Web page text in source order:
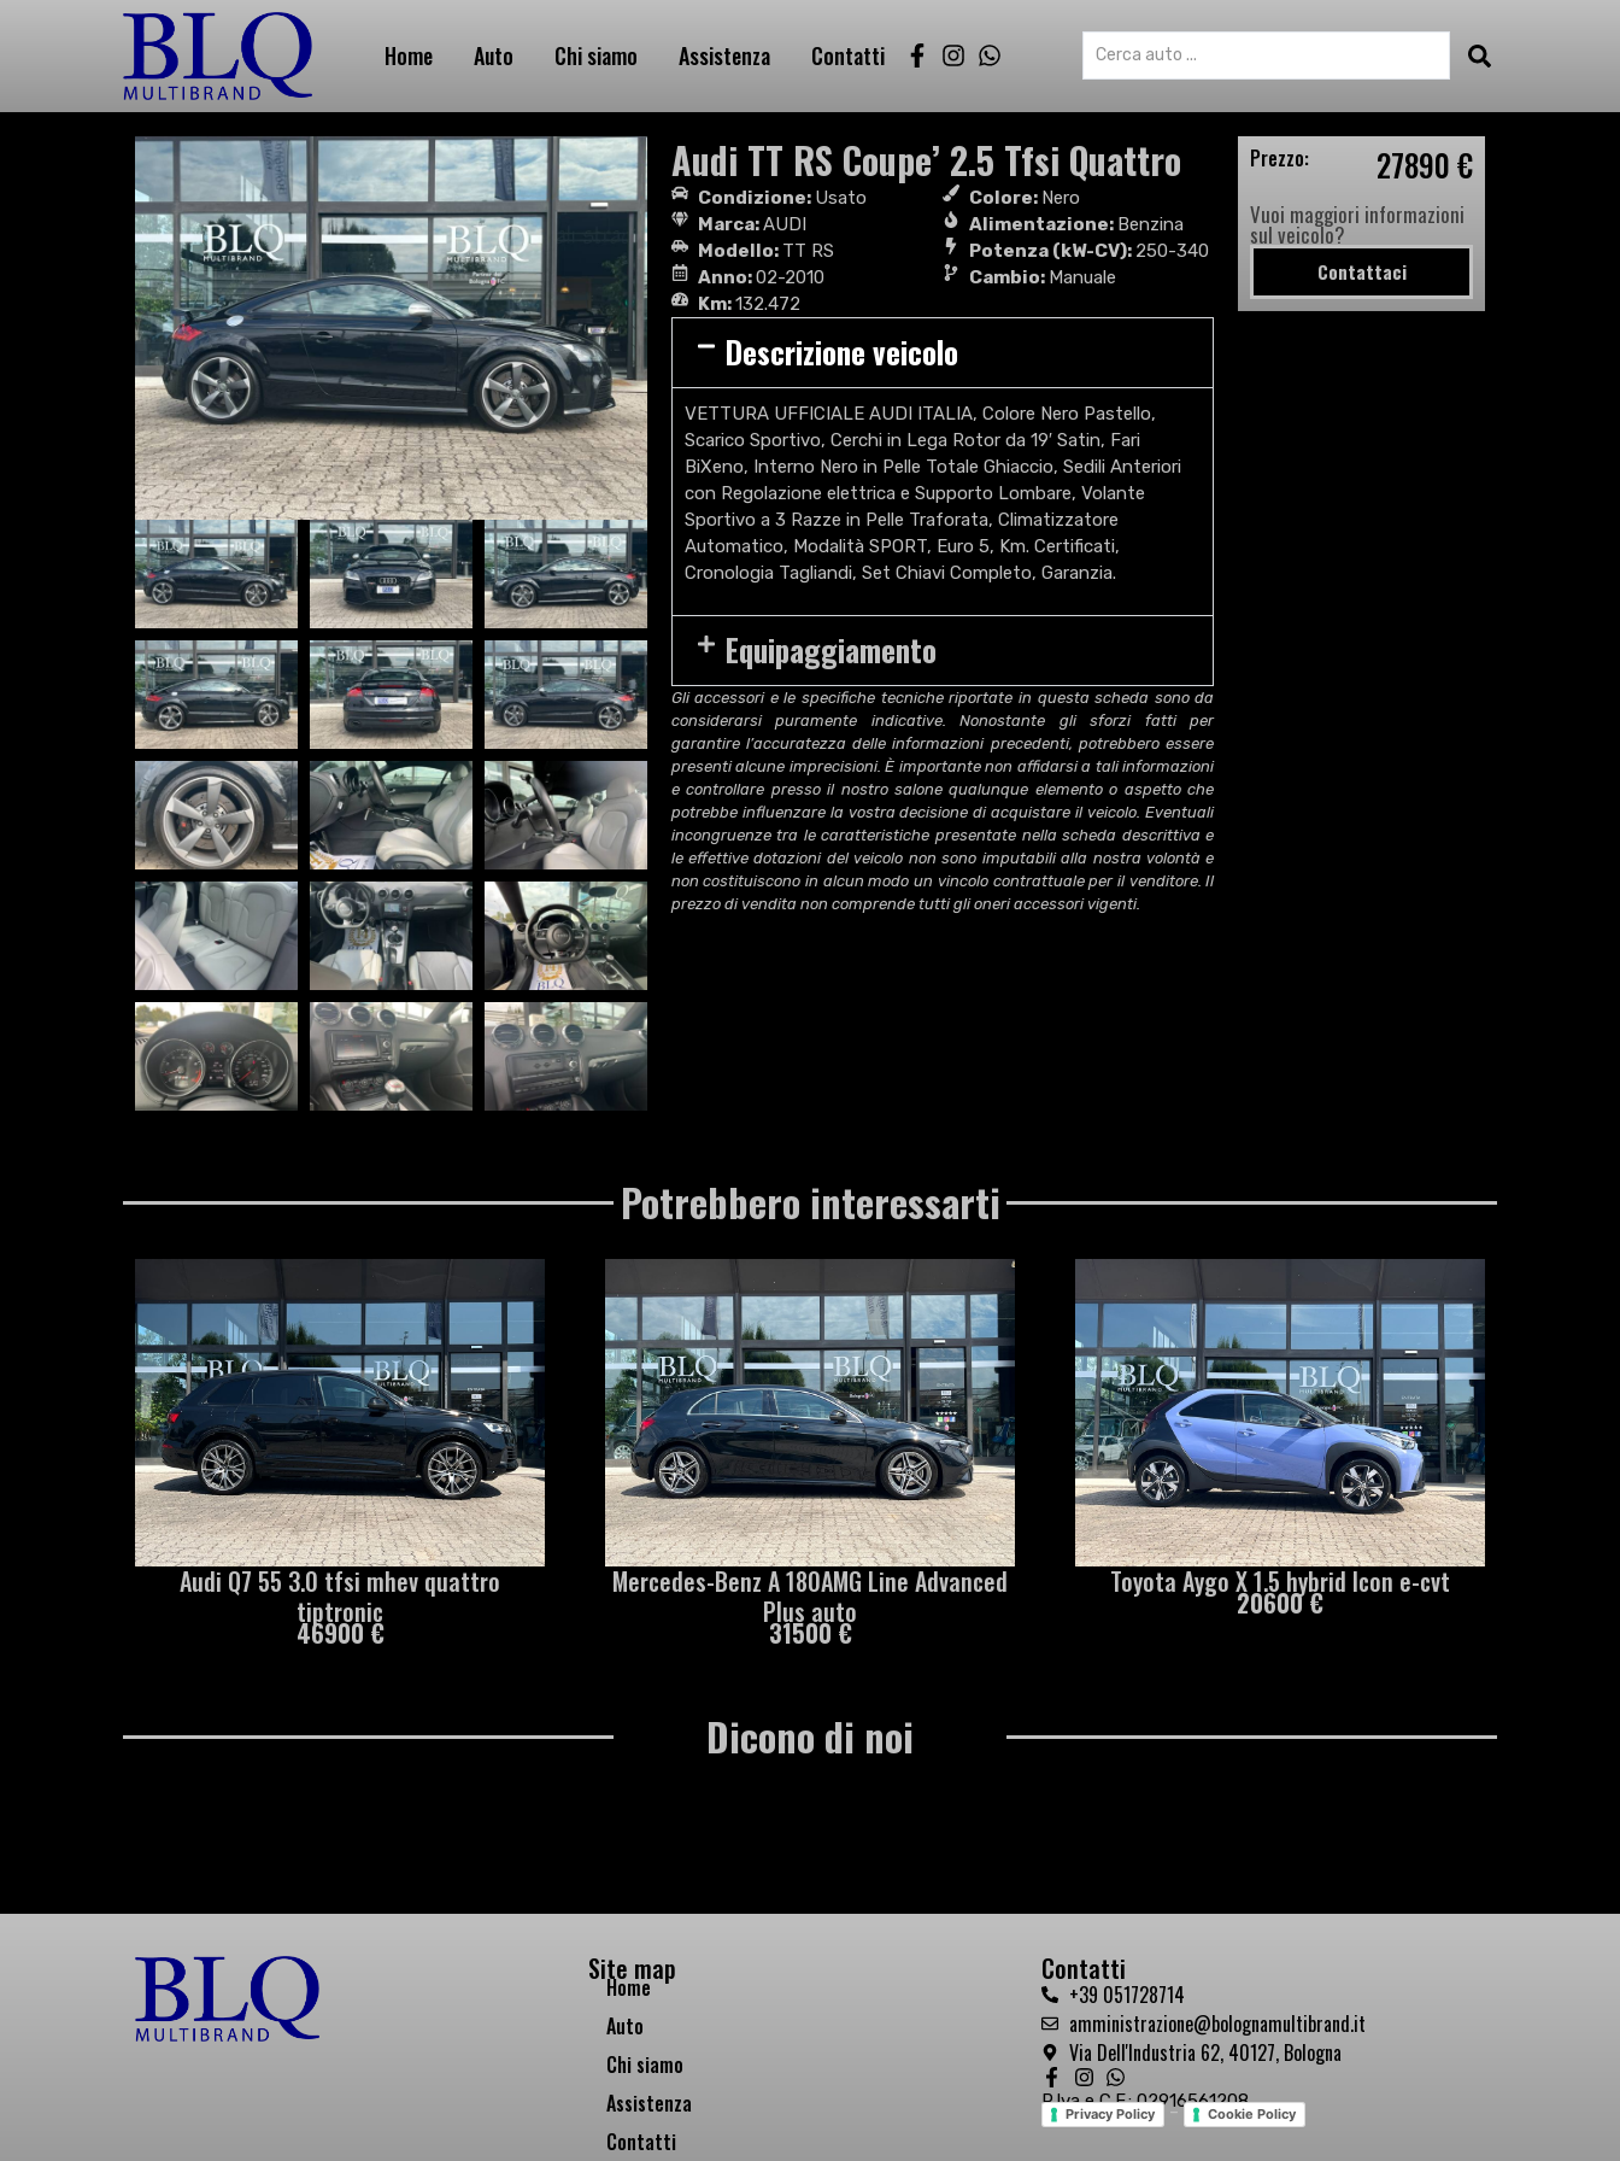
Home Auto Chi siamo Assistenza Contatti
Audi TT RS Coupe’ 2.5 Tfsi Quattro
Condizione: Usato
Marca:AUDI
Modello: TT RS
Anno:02-2010
Km:132.472
Colore: Nero
Alimentazione: Benzina
Potenza (kW-CV): 250-340
Cambio: Manuale
Descrizione veicolo
VETTURA UFFICIALE AUDI ITALIA, Colore Nero Pastello,
Scarico Sportivo, Cerchi in Lega Rotor da 19′ Satin, Fari
BiXeno, Interno Nero in Pelle Totale Ghiaccio, Sedili Anteriori
con Regolazione elettrica e Supporto Lombare, Volante
Sportivo a 3 Razze in Pelle Traforata, Climatizzatore
Automatico, Modalità SPORT, Euro 5, Km. Certificati,
Cronologia Tagliandi, Set Chiavi Completo, Garanzia.
Equipaggiamento
Gli accessori e le specifiche tecniche riportate in questa scheda sono da
considerarsi puramente indicative. Nonostante gli sforzi fatti per
garantire l’accuratezza delle informazioni precedenti, potrebbero essere
presenti alcune imprecisioni. È importante non affidarsi a tali informazioni
e controllare presso il nostro salone qualunque elemento o aspetto che
potrebbe influenzare la vostra decisione di acquistare il veicolo. Eventuali
incongruenze tra le caratteristiche presentate nella scheda descrittiva e
le effettive dotazioni del veicolo non sono imputabili alla nostra volontà e
non costituiscono in alcun modo un vincolo contrattuale per il venditore. Il
prezzo di vendita non comprende tutti gli oneri accessori vigenti.
Prezzo: 27890 €
Vuoi maggiori informazioni
sul veicolo?
Contattaci
Potrebbero interessarti
Audi Q7 55 3.0 tfsi mhev quattro
tiptronic
46900 €
Mercedes-Benz A 180AMG Line Advanced
Plus auto
31500 €
Toyota Aygo X 1.5 hybrid Icon e-cvt
20600 €
Dicono di noi
Site map
Home
Auto
Chi siamo
Assistenza
Contatti
Contatti
+39 051728714
amministrazione@bolognamultibrand.it
Via Dell'Industria 62, 40127, Bologna
P.Iva e C.F.: 02916561208
Privacy Policy - Cookie Policy